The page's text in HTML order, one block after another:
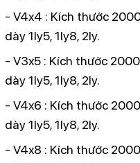
- V4x4 : Kích thước
dày 1ly5, 1ly8, 2ly.
- V3x5 : Kích thước
dày 1ly5, 1ly8, 2ly.
- V4x6 : Kích thước
dày 1ly5, 1ly8, 2ly.
- V4x8 : Kích thước